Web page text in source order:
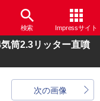
検索 Impressサイト
筒2.3リッター直噴
次の画像